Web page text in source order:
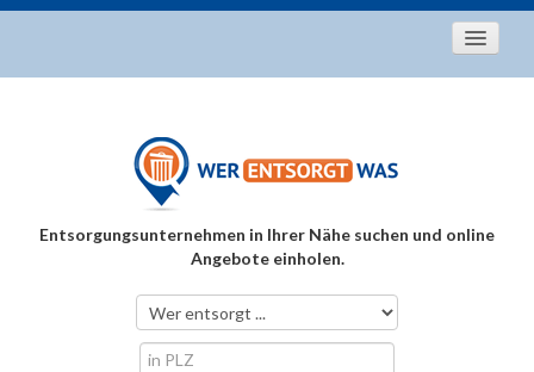
Entsorgungstipps
Über uns
Entsorgungsunternehmen in Ihrer Nähe suchen und online
Angebote einholen.